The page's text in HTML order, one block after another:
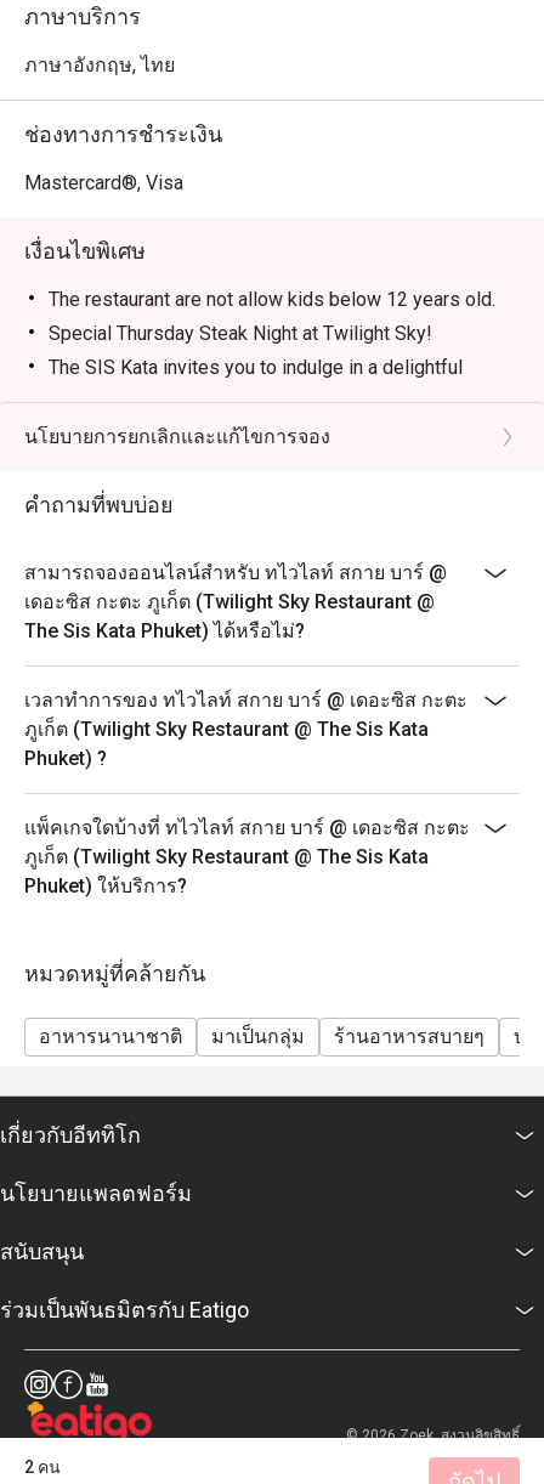
ภาษาบริการ
ภาษาอังกฤษ, ไทย
ช่องทางการชำระเงิน
Mastercard®, Visa
เงื่อนไขพิเศษ
The restaurant are not allow kids below 12 years old.
Special Thursday Steak Night at Twilight Sky!
The SIS Kata invites you to indulge in a delightful
evening of premium à la carte steak selections at our
“Thursday Steak Night”, featuring the very best
It’s the perfect way to begin your beautiful evening
before the night sets in over the spectacular views at
Every Thursday
Time: 18:00 – 21:30
----------------------------------------------------------------
Unlimited Buffet Galactic Sis Countdown to the Star
2026
** Please note that the discount is not applicable to the
Date: 31st Dec 2025
Time: 06:40 PM-01:00AM
นโยบายการยกเลิกและแก้ไขการจอง
คำถามที่พบบ่อย
สามารถจองออนไลน์สำหรับ ทไวไลท์ สกาย บาร์ @
เดอะซิส กะตะ ภูเก็ต (Twilight Sky Restaurant @
The Sis Kata Phuket) ได้หรือไม่?
เวลาทำการของ ทไวไลท์ สกาย บาร์ @ เดอะซิส กะตะ
ภูเก็ต (Twilight Sky Restaurant @ The Sis Kata
Phuket) ?
แพ็คเกจใดบ้างที่ ทไวไลท์ สกาย บาร์ @ เดอะซิส กะตะ
ภูเก็ต (Twilight Sky Restaurant @ The Sis Kata
Phuket) ให้บริการ?
หมวดหมู่ที่คล้ายกัน
อาหารนานาชาติ มาเป็นกลุ่ม ร้านอาหารสบายๆ บา
2 คน
เกี่ยวกับอีททิโก
นโยบายแพลตฟอร์ม
สนับสนุน
ร่วมเป็นพันธมิตรกับ Eatigo
© 2026 Zoek. สงวนลิขสิทธิ์